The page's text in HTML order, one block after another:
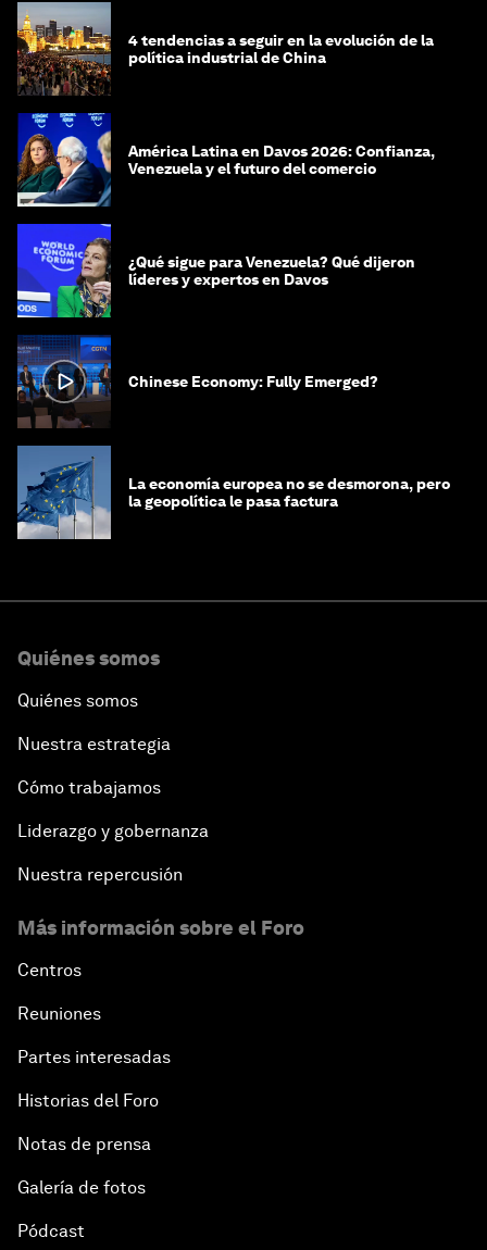
4 tendencias a seguir en la evolución de la
política industrial de China
América Latina en Davos 2026: Confianza,
Venezuela y el futuro del comercio
¿Qué sigue para Venezuela? Qué dijeron
líderes y expertos en Davos
Chinese Economy: Fully Emerged?
La economía europea no se desmorona, pero
la geopolítica le pasa factura
Quiénes somos
Quiénes somos
Nuestra estrategia
Cómo trabajamos
Liderazgo y gobernanza
Nuestra repercusión
Más información sobre el Foro
Centros
Reuniones
Partes interesadas
Historias del Foro
Notas de prensa
Galería de fotos
Pódcast